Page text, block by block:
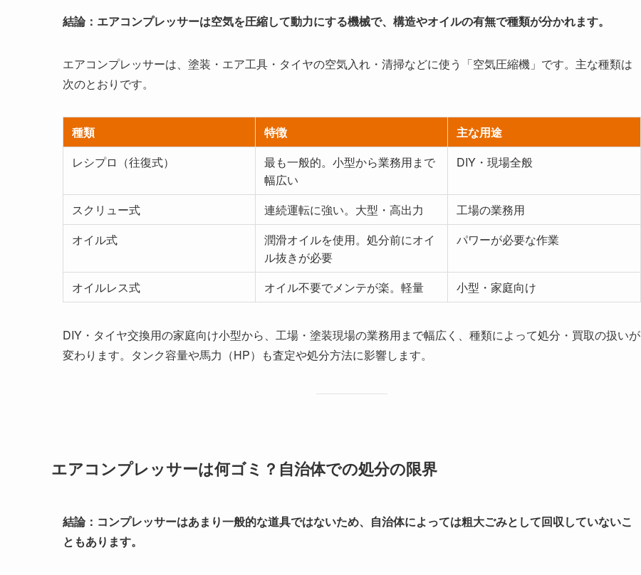
結論：エアコンプレッサーは空気を圧縮して動力にする機械で、構造やオイルの有無で種類が分かれます。
エアコンプレッサーは、塗装・エア工具・タイヤの空気入れ・清掃などに使う「空気圧縮機」です。主な種類は
次のとおりです。
種類 特徴
主な用途
レシプロ（往復式）
最も一般的。小型から業務用まで
幅広い
DIY・現場全般
スクリュー式 連続運転に強い。大型・高出力
工場の業務用
オイル式
潤滑オイルを使用。処分前にオイ
ル抜きが必要
パワーが必要な作業
オイルレス式 オイル不要でメンテが楽。軽量 小型・家庭向け
DIY・タイヤ交換用の家庭向け小型から、工場・塗装現場の業務用まで幅広く、種類によって処分・買取の扱いが
変わります。タンク容量や馬力（HP）も査定や処分方法に影響します。
エアコンプレッサーは何ゴミ？自治体での処分の限界
結論：コンプレッサーはあまり一般的な道具ではないため、自治体によっては粗大ごみとして回収していないこ
ともあります。